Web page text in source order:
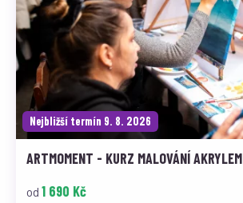
Nejbližší termín 9. 8. 2026
ARTMOMENT - KURZ MALOVÁNÍ AKRYLEM
od 1 690 Kč